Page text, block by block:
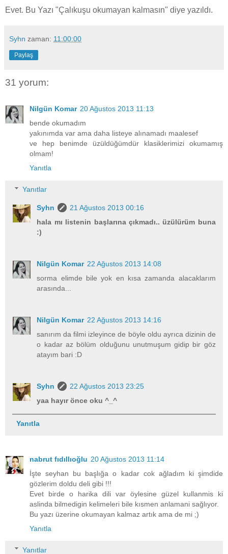
Evet. Bu Yazı "Çalıkuşu okumayan kalmasın" diye yazıldı.
Syhn zaman: 11:00:00
Paylaş
31 yorum:
Nilgün Komar 20 Ağustos 2013 11:13
bende okumadım
yakınımda var ama daha listeye alınamadı maalesef
ve hep benimde üzüldüğümdür klasiklerimizi okumamış
olmam!
Yanıtla
Yanıtlar
Syhn
21 Ağustos 2013 00:16
hala mı listenin başlarına çıkmadı.. üzülürüm buna
:)
Nilgün Komar 22 Ağustos 2013 14:08
sorma elimde bile yok en kısa zamanda alacaklarım
arasında...
Nilgün Komar 22 Ağustos 2013 14:16
sanırım da filmi izleyince de böyle oldu ayrıca dizinin de
o kadar az bölüm olduğunu unutmuşum gidip bir göz
atayım bari :D
Syhn
22 Ağustos 2013 23:25
yaa hayır önce oku ^_^
Yanıtla
nabrut fıdıllıoğlu 20 Ağustos 2013 11:14
İşte seyhan bu başlığa o kadar cok ağladım ki şimdide
gözlerim doldu deli gibi !!!
Evet birde o harika dili var öylesine güzel kullanmis ki
aslinda bilmedigin kelimeleri bile kısmen anlamani sağlıyor.
Bu yazı üzerine okumayan kalmaz artık ama de mi ;)
Yanıtla
Yanıtlar